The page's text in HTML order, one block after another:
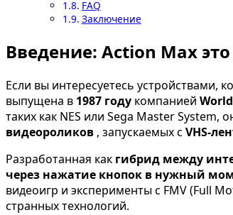
FAQ
Заключение
Введение: Action Max
Если вы интересуетесь устройствами,
выпущена в 1987 году компанией
таких как NES или Sega Master
видеороликов , запускаемых с VHS-
Разработанная как гибрид между
через нажатие кнопок в нужный
видеоигр и эксперименты с FMV (Full
странных технологий.